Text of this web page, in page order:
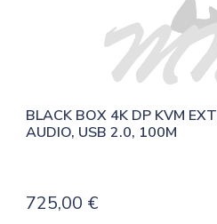
BLACK BOX 4K DP KVM
AUDIO, USB 2.0, 100M
725,00 €